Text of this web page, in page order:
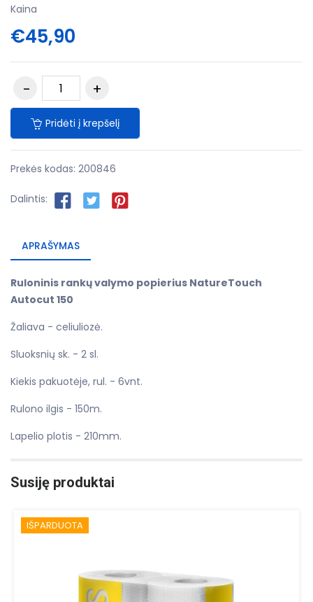
Kaina
€45,90
Pridėti į krepšelį
Prekės kodas: 200846
Dalintis:
APRAŠYMAS
Ruloninis rankų valymo popierius NatureTouch
Autocut 150
Žaliava - celiuliozė.
Sluoksnių sk. - 2 sl.
Kiekis pakuotėje, rul. - 6vnt.
Rulono ilgis - 150m.
Lapelio plotis - 210mm.
Susiję produktai
IŠPARDUOTA